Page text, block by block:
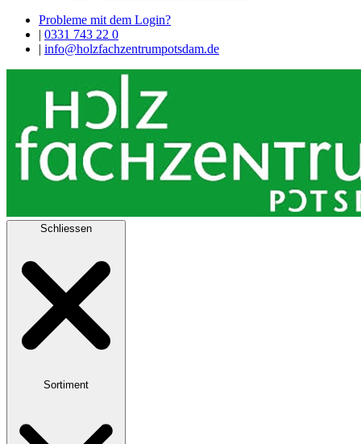
Probleme mit dem Login?
| 0331 743 22 0
| info@holzfachzentrumpotsdam.de
Schliessen
Sortiment